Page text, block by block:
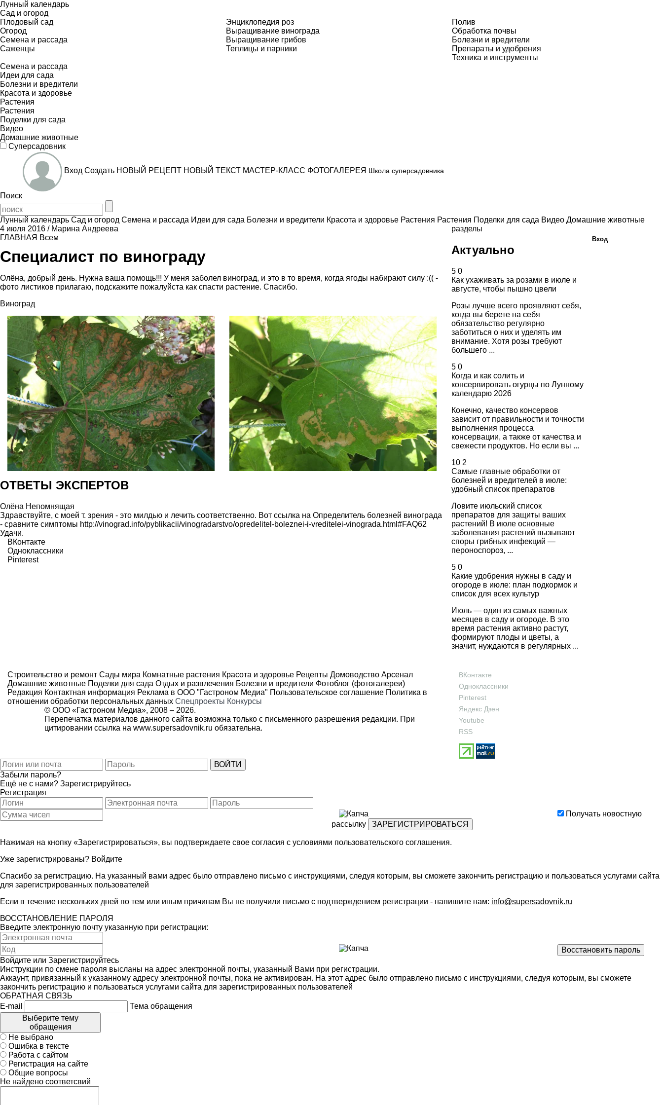
Лунный календарь
Сад и огород
Плодовый сад
Огород
Семена и рассада
Саженцы
Энциклопедия роз
Выращивание винограда
Выращивание грибов
Теплицы и парники
Полив
Обработка почвы
Болезни и вредители
Препараты и удобрения
Техника и инструменты
Семена и рассада
Идеи для сада
Болезни и вредители
Красота и здоровье
Растения
Растения
Поделки для сада
Видео
Домашние животные
Суперсадовник
Вход Создать НОВЫЙ РЕЦЕПТ НОВЫЙ ТЕКСТ МАСТЕР-КЛАСС ФОТОГАЛЕРЕЯ Школа суперсадовника
Поиск
Лунный календарь Сад и огород Семена и рассада Идеи для сада Болезни и вредители Красота и здоровье Растения Растения Поделки для сада Видео Домашние животные
4 июля 2016 / Марина Андреева
ГЛАВНАЯ Всем
Специалист по винограду
Олёна, добрый день. Нужна ваша помощь!!! У меня заболел виноград, и это в то время, когда ягоды набирают силу :(( -
фото листиков прилагаю, подскажите пожалуйста как спасти растение. Спасибо.
Виноград
ОТВЕТЫ ЭКСПЕРТОВ
Олёна Непомнящая
Здравствуйте, с моей т. зрения - это милдью и лечить соответственно. Вот ссылка на Определитель болезней винограда
- сравните симптомы http://vinograd.info/pyblikacii/vinogradarstvo/opredelitel-boleznei-i-vreditelei-vinograda.html#FAQ62
Удачи.
ВКонтакте
Одноклассники
Pinterest
разделы
Актуально
5 0
Как ухаживать за розами в июле и
августе, чтобы пышно цвели
Розы лучше всего проявляют себя,
когда вы берете на себя
обязательство регулярно
заботиться о них и уделять им
внимание. Хотя розы требуют
большего ...
5 0
Когда и как солить и
консервировать огурцы по Лунному
календарю 2026
Конечно, качество консервов
зависит от правильности и точности
выполнения процесса
консервации, а также от качества и
свежести продуктов. Но если вы ...
10 2
Самые главные обработки от
болезней и вредителей в июле:
удобный список препаратов
Ловите июльский список
препаратов для защиты ваших
растений! В июле основные
заболевания растений вызывают
споры грибных инфекций —
пероноспороз, ...
5 0
Какие удобрения нужны в саду и
огороде в июле: план подкормок и
список для всех культур
Июль — один из самых важных
месяцев в саду и огороде. В это
время растения активно растут,
формируют плоды и цветы, а
значит, нуждаются в регулярных ...
Строительство и ремонт Сады мира Комнатные растения Красота и здоровье Рецепты Домоводство Арсенал
Домашние животные Поделки для сада Отдых и развлечения Болезни и вредители Фотоблог (фотогалереи)
Редакция Контактная информация Реклама в ООО "Гастроном Медиа" Пользовательское соглашение Политика в
отношении обработки персональных данных Спецпроекты Конкурсы
© ООО «Гастроном Медиа», 2008 – 2026.
Перепечатка материалов данного сайта возможна только с письменного разрешения редакции. При
цитировании ссылка на www.supersadovnik.ru обязательна.
ВКонтакте
Одноклассники
Pinterest
Яндекс Дзен
Youtube
RSS
Вход
Забыли пароль?
Ещё не с нами? Зарегистрируйтесь
Регистрация
Получать новостную
рассылку
Нажимая на кнопку «Зарегистрироваться», вы подтверждаете свое согласия с условиями пользовательского соглашения.
Уже зарегистрированы? Войдите
Спасибо за регистрацию. На указанный вами адрес было отправлено письмо с инструкциями, следуя которым, вы сможете закончить регистрацию и пользоваться услугами сайта
для зарегистрированных пользователей
Если в течение нескольких дней по тем или иным причинам Вы не получили письмо с подтверждением регистрации - напишите нам: info@supersadovnik.ru
ВОССТАНОВЛЕНИЕ ПАРОЛЯ
Введите электронную почту указанную при регистрации:
Войдите или Зарегистрируйтесь
Инструкции по смене пароля высланы на адрес электронной почты, указанный Вами при регистрации.
Аккаунт, привязанный к указанному адресу электронной почты, пока не активирован. На этот адрес было отправлено письмо с инструкциями, следуя которым, вы сможете
закончить регистрацию и пользоваться услугами сайта для зарегистрированных пользователей
ОБРАТНАЯ СВЯЗЬ
E-mail
Тема обращения
Выберите тему
обращения
Не выбрано
Ошибка в тексте
Работа с сайтом
Регистрация на сайте
Общие вопросы
Не найдено соответсвий